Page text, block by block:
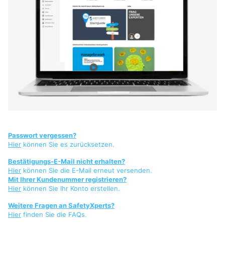
Passwort vergessen?
Hier können Sie es zurücksetzen.
Bestätigungs-E-Mail nicht erhalten?
Hier können Sie die E-Mail erneut versenden.
Mit Ihrer Kundenummer registrieren?
Hier können Sie Ihr Konto erstellen.
Weitere Fragen an SafetyXperts?
Hier finden Sie die FAQs.